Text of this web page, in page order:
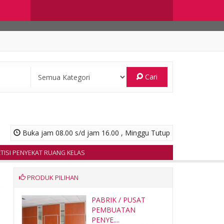
Cari
Buka jam 08.00 s/d jam 16.00 , Minggu Tutup
PENYEKAT RUANG KELAS
PRODUK PILIHAN
PABRIK / PUSAT
PEMBUATAN
PENYE....